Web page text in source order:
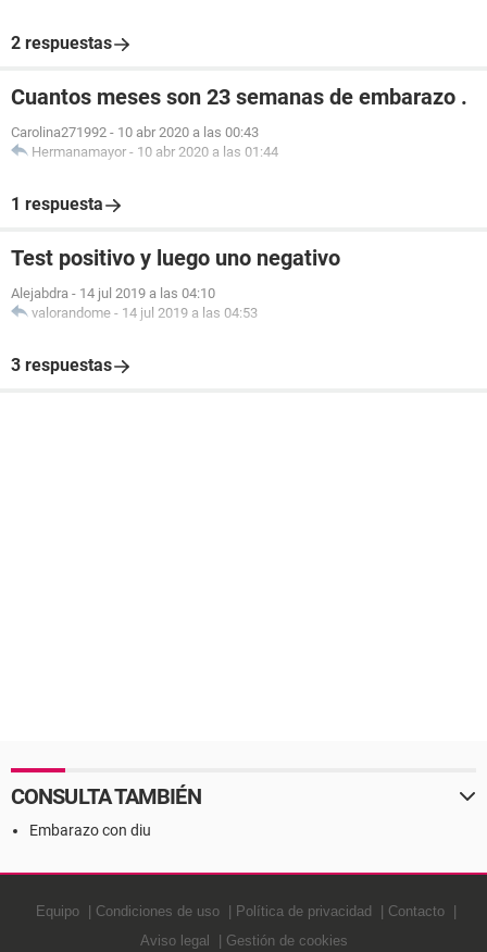
2 respuestas
Cuantos meses son 23 semanas de embarazo .
Carolina271992 - 10 abr 2020 a las 00:43
Hermanamayor - 10 abr 2020 a las 01:44
1 respuesta
Test positivo y luego uno negativo
Alejabdra - 14 jul 2019 a las 04:10
valorandome - 14 jul 2019 a las 04:53
3 respuestas
CONSULTA TAMBIÉN
Embarazo con diu
Equipo Condiciones de uso Política de privacidad
Contacto
Aviso legal
Gestión de cookies